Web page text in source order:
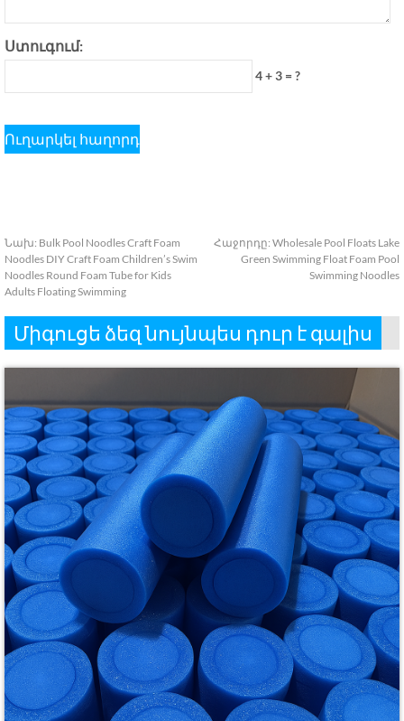
Ստուգում:
4 + 3 = ?
Նախ: Bulk Pool Noodles Craft Foam
Noodles DIY Craft Foam Children’s Swim
Noodles Round Foam Tube for Kids
Adults Floating Swimming
Հաջորդը: Wholesale Pool Floats Lake
Green Swimming Float Foam Pool
Swimming Noodles
Միգուցե ձեզ նույնպես դուր է գալիս